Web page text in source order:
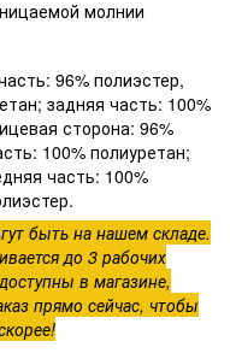
молнии
96% полиэстер,
задняя часть: 100%
сторона: 96%
100% полиуретан;
часть: 100%
быть на нашем складе.
до 3 рабочих
в магазине,
прямо сейчас, чтобы